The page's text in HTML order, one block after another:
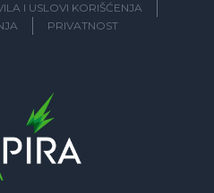
I USLOVI KORIŠĆENJA
PRIVATNOST